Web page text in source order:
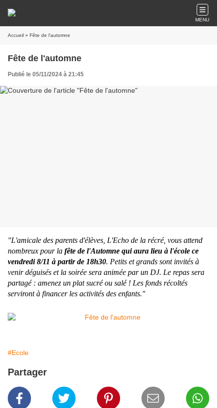
MENU
Accueil » Fête de l'automne
Fête de l'automne
Publié le 05/11/2024 à 21:45
"L'amicale des parents d'élèves, L'Echo de la récré, vous attend
nombreux pour la fête de l'Automne qui aura lieu à l'école ce
vendredi 8/11 à partir de 18h30. Petits et grands sont invités à
venir déguisés et la soirée sera animée par un DJ. Le repas sera
partagé : amenez un plat sucré ou salé ! Les fonds récoltés
serviront à financer les activités des enfants."
#Ecole
Partager